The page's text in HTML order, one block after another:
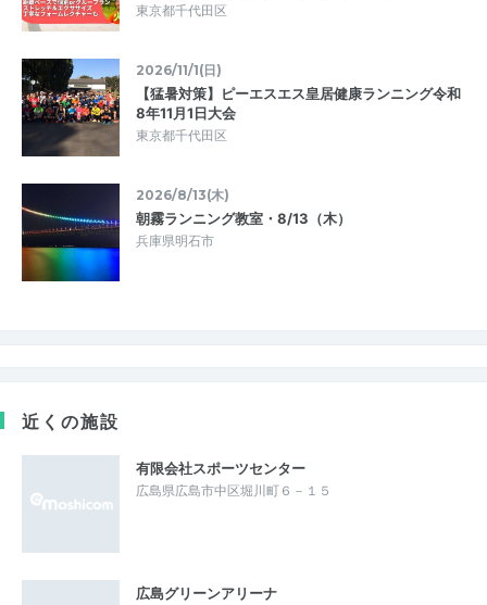
東京都千代田区
2026/11/1(日)
【猛暑対策】ピーエスエス皇居健康ランニング令和
8年11月1日大会
東京都千代田区
2026/8/13(木)
朝霧ランニング教室・8/13（木）
兵庫県明石市
近くの施設
有限会社スポーツセンター
広島県広島市中区堀川町６－１５
広島グリーンアリーナ